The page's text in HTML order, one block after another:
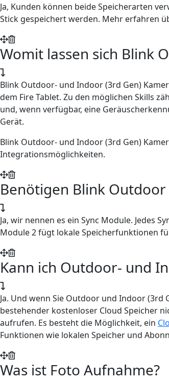
Ja, Kunden können beide Speicherarten
Stick gespeichert werden. Mehr erfahren
Womit lassen sich Blink
Blink Outdoor- und Indoor (3rd Gen)
dem Fire Tablet. Zu den möglichen Skills
und, wenn verfügbar, eine
Gerät.
Blink Outdoor- und Indoor (3rd Gen)
Integrationsmöglichkeiten.
Benötigen Blink
Ja, wir nennen es ein Sync Module. Jedes
Module 2 fügt lokale Speicherfunktionen
Kann ich Outdoor- und
Ja. Und wenn Sie Outdoor und Indoor
bestehender kostenloser Cloud Speicher
aufrufen. Es besteht die Möglichkeit, ein
Funktionen wie lokalen Speicher und
Was ist Foto Aufnahme?